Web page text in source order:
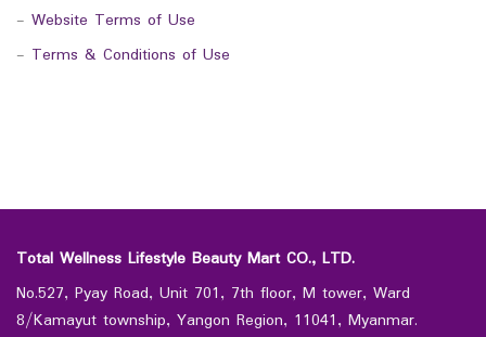
- Website Terms of Use
- Terms & Conditions of Use
Total Wellness Lifestyle Beauty Mart CO., LTD.
No.527, Pyay Road, Unit 701, 7th floor, M tower, Ward
8/Kamayut township, Yangon Region, 11041, Myanmar.